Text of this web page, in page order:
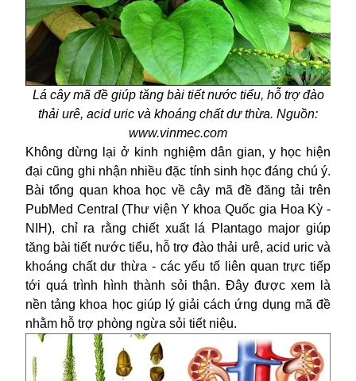
Lá cây mã đề giúp tăng bài tiết nước tiểu, hỗ trợ đào
thải urê, acid uric và khoáng chất dư thừa. Nguồn:
www.vinmec.com
Không dừng lại ở kinh nghiệm dân gian, y học hiện
đại cũng ghi nhận nhiều đặc tính sinh học đáng chú ý.
Bài tổng quan khoa học về cây mã đề đăng tải trên
PubMed Central (Thư viện Y khoa Quốc gia Hoa Kỳ -
NIH), chỉ ra rằng chiết xuất lá Plantago major giúp
tăng bài tiết nước tiểu, hỗ trợ đào thải urê, acid uric và
khoáng chất dư thừa - các yếu tố liên quan trực tiếp
tới quá trình hình thành sỏi thận. Đây được xem là
nền tảng khoa học giúp lý giải cách ứng dụng mã đề
nhằm hỗ trợ phòng ngừa sỏi tiết niệu.